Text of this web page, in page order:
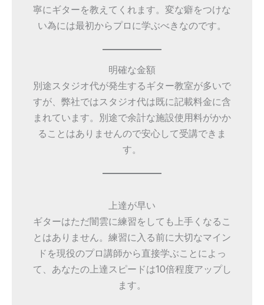
寧にギターを教えてくれます。変な癖をつけな
い為には最初からプロに学ぶべきなのです。
明確な金額
別途スタジオ代が発生するギター教室が多いで
すが、弊社ではスタジオ代は既に記載料金に含
まれています。別途で余計な施設使用料がかか
ることはありませんので安心して受講できま
す。
上達が早い
ギターはただ闇雲に練習をしても上手くなるこ
とはありません。練習に入る前に大切なマイン
ドを現役のプロ講師から直接学ぶことによっ
て、あなたの上達スピードは10倍程度アップし
ます。